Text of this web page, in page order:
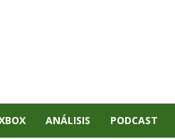
ANÁLISIS PODCAST